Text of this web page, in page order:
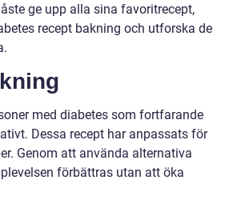
ge upp alla sina favoritrecept,
recept bakning och utforska de
med diabetes som fortfarande
Dessa recept har anpassats för
Genom att använda alternativa
förbättras utan att öka